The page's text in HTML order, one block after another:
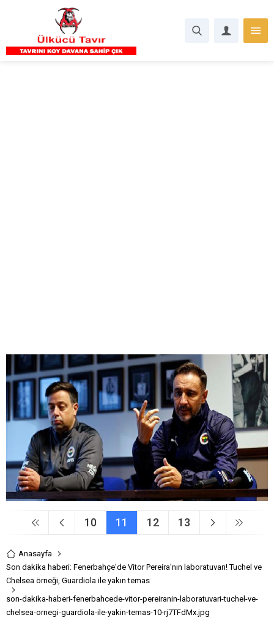
10 11 12 13
Anasayfa
Son dakika haberi: Fenerbahçe'de Vitor Pereira'nın laboratuvarı! Tuchel ve
Chelsea örneği, Guardiola ile yakın temas
son-dakika-haberi-fenerbahcede-vitor-pereiranin-laboratuvari-tuchel-ve-
chelsea-ornegi-guardiola-ile-yakin-temas-10-rj7TFdMx.jpg